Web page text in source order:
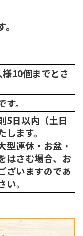
10個までとさ
。
5日以内（土日
ます。
連休・お盆・
はさむ場合、お
ざいますのであ
。